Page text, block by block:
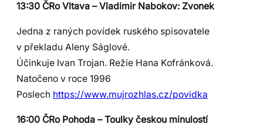
13:30 ČRo Vltava – Vladimir Nabokov: Zvonek
Jedna z raných povídek ruského spisovatele
v překladu Aleny Ságlové.
Účinkuje Ivan Trojan. Režie Hana Kofránková.
Natočeno v roce 1996
Poslech https://www.mujrozhlas.cz/povidka
16:00 ČRo Pohoda – Toulky českou minulostí